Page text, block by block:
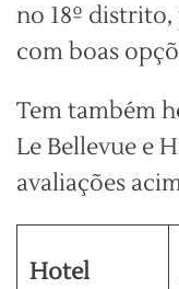
no 18º
com boas
Tem também
Le Bellevue e
avaliações
Hotel